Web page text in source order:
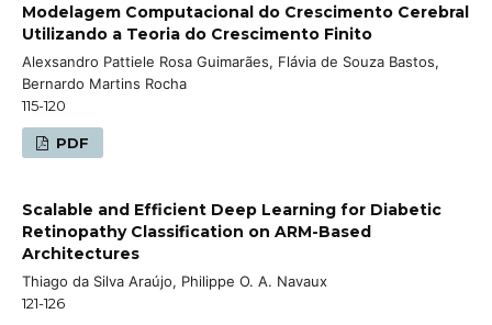
Modelagem Computacional do Crescimento Cerebral
Utilizando a Teoria do Crescimento Finito
Alexsandro Pattiele Rosa Guimarães, Flávia de Souza Bastos,
Bernardo Martins Rocha
115-120
PDF
Scalable and Efficient Deep Learning for Diabetic
Retinopathy Classification on ARM-Based
Architectures
Thiago da Silva Araújo, Philippe O. A. Navaux
121-126